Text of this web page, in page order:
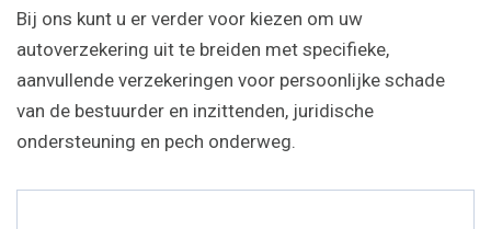
Bij ons kunt u er verder voor kiezen om uw
autoverzekering uit te breiden met specifieke,
aanvullende verzekeringen voor persoonlijke schade
van de bestuurder en inzittenden, juridische
ondersteuning en pech onderweg.